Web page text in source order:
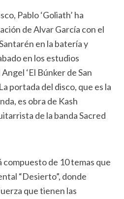
Pablo ‘Goliath’ ha
de Alvar García con el
en la batería y
en los estudios
‘El Búnker de San
portada del disco, que es la
es obra de Kash
de la banda Sacred
compuesto de 10 temas que
“Desierto”, donde
que tienen las